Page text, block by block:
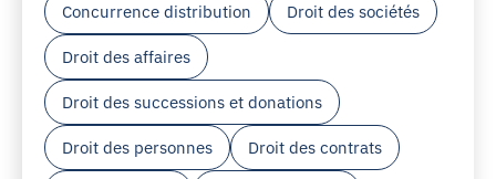
Concurrence distribution Droit des sociétés
Droit des affaires
Droit des successions et donations
Droit des personnes Droit des contrats